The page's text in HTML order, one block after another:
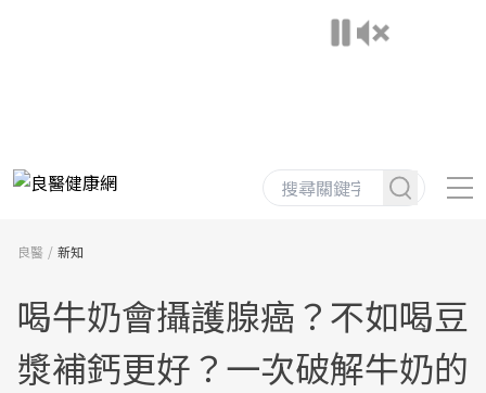
良醫 新知
喝牛奶會攝護腺癌？不如喝豆
漿補鈣更好？一次破解牛奶的